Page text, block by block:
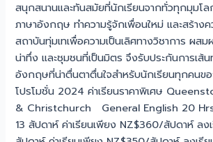
สนุกสนานและทันสมัยที่นักเรียนจากทั่วทุกมุมโล
ภาษาอังกฤษ ทำความรู้จักเพื่อนใหม่ และสร้าง
สถาบันทุ่มเทเพื่อความเป็นเลิศทางวิชาการ ผส
น่าทึ่ง และชุมชนที่เป็นมิตร จึงรับประกันการเส้น
อังกฤษที่น่าตื่นตาตื่นใจสำหรับนักเรียนทุกคน
โปรโมชั่น 2024 ค่าเรียนราคาพิเศษ
& Christchurch General English 20
13 สัปดาห์ ค่าเรียนเพียง NZ$360/สัปดาห์ ลง